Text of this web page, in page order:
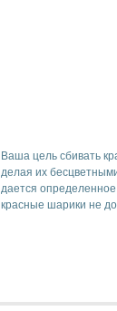
Ваша цель сбивать
делая их
дается
красные шарики не